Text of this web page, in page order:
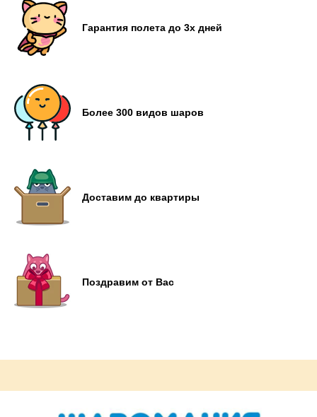
Гарантия полета до 3х дней
Более 300 видов шаров
Доставим до квартиры
Поздравим от Вас